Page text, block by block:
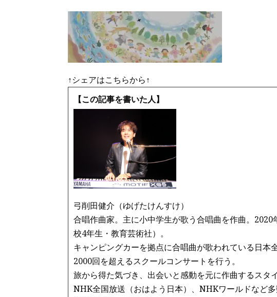
↑シェアはこちらから↑
【この記事を書いた人】
弓削田健介（ゆげたけんすけ）
合唱作曲家。主に小中学生が歌う合唱曲を作曲。
校4年生・教育芸術社）。
キャンピングカーを拠点に合唱曲が歌われている日本
2000回を超えるスクールコンサートを行う。
旅から得た気づき、出会いと感動を元に作曲するスタ
NHK全国放送（おはよう日本）、NHKワールドなど